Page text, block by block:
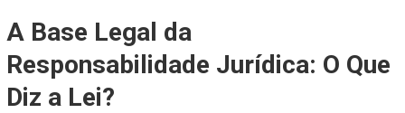
A Base Legal da
Responsabilidade Jurídica: O Que
Diz a Lei?